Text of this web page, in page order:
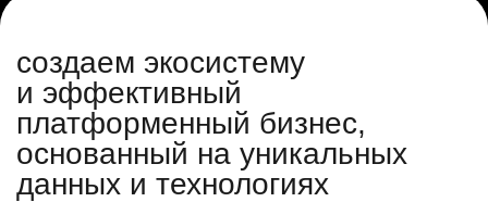
создаем экосистему
и эффективный
платформенный бизнес,
основанный на уникальных
данных и технологиях